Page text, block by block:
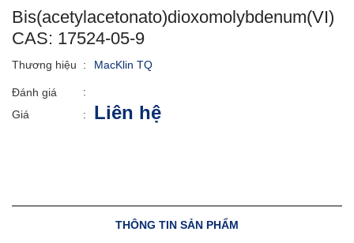
Bis(acetylacetonato)dioxomolybdenum(VI)
CAS: 17524-05-9
Thương hiệu : MacKlin TQ
Đánh giá
:
Giá
: Liên hệ
THÔNG TIN SẢN PHẨM